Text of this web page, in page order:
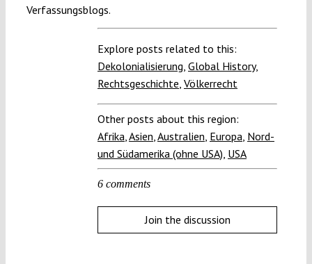
Verfassungsblogs.
Explore posts related to this:
Dekolonialisierung Global History,
Rechtsgeschichte Völkerrecht
Other posts about this region:
Afrika Asien Australien Europa Nord-
und Südamerika (ohne USA) USA
6 comments
Join the discussion